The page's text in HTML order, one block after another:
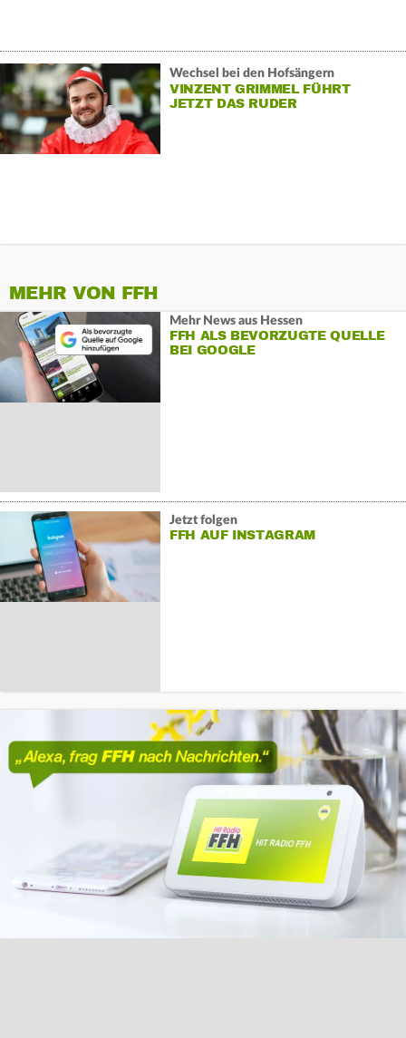
Wechsel bei den Hofsängern
VINZENT GRIMMEL FÜHRT
JETZT DAS RUDER
MEHR VON FFH
Mehr News aus Hessen
FFH ALS BEVORZUGTE QUELLE
BEI GOOGLE
Jetzt folgen
FFH AUF INSTAGRAM